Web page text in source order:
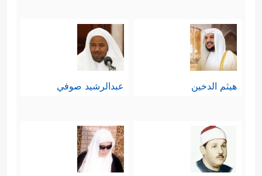
هيثم الدخين عبدالرشيد صوفي